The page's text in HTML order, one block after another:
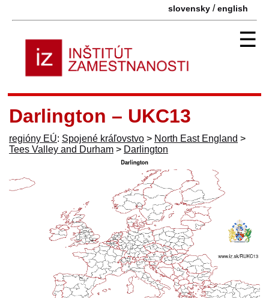
slovensky /english
☰
Darlington – UKC13
regióny EÚ: Spojené kráľovstvo > North East England >
Tees Valley and Durham > Darlington